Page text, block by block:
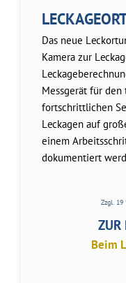
Das neue
Kamera zur
Messgerät für
fortschrittlichen
Leckagen auf
einem
dokumentiert
Zzgl. 19
ZUR
Beim